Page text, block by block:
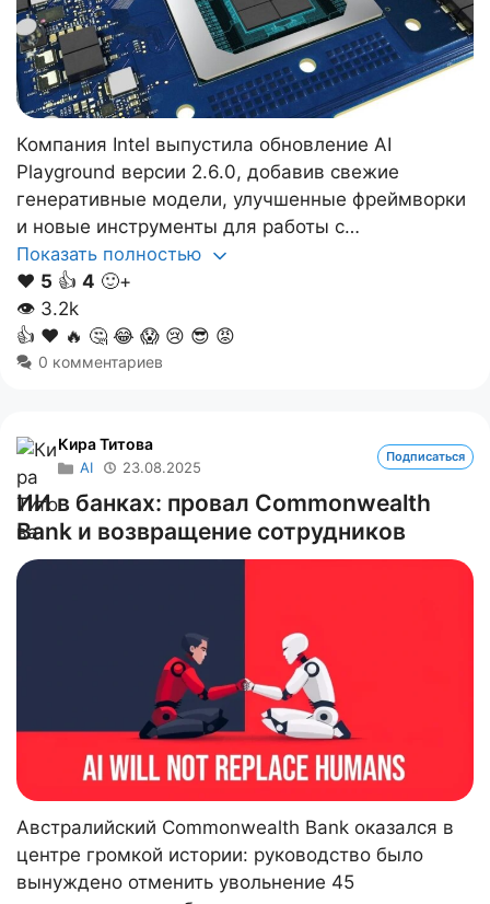
Компания Intel выпустила обновление AI
Playground версии 2.6.0, добавив свежие
генеративные модели, улучшенные фреймворки
и новые инструменты для работы с…
Показать полностью
❤️ 5 👍 4 🙂+
👁 3.2k
👍 ❤️ 🔥 🤔 😂 😱 😢 😎 😡
0 комментариев
Кира Титова
AI 23.08.2025
Подписаться
ИИ в банках: провал Commonwealth
Bank и возвращение сотрудников
Австралийский Commonwealth Bank оказался в
центре громкой истории: руководство было
вынуждено отменить увольнение 45